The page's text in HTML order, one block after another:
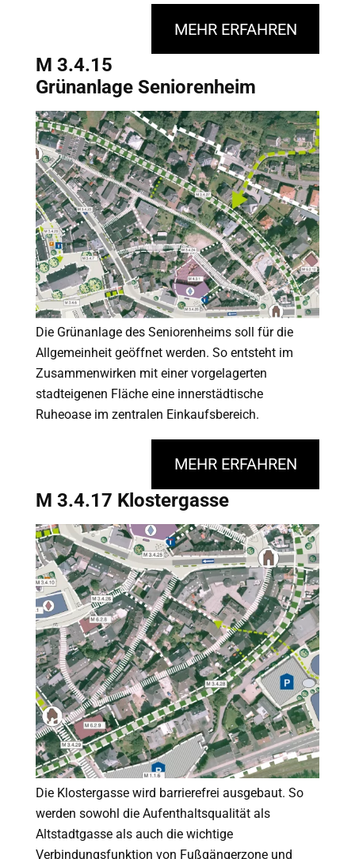
MEHR ERFAHREN
M 3.4.15
Grünanlage Seniorenheim
Die Grünanlage des Seniorenheims soll für die
Allgemeinheit geöffnet werden. So entsteht im
Zusammenwirken mit einer vorgelagerten
stadteigenen Fläche eine innerstädtische
Ruheoase im zentralen Einkaufsbereich.
MEHR ERFAHREN
M 3.4.17 Klostergasse
Die Klostergasse wird barrierefrei ausgebaut. So
werden sowohl die Aufenthaltsqualität als
Altstadtgasse als auch die wichtige
Verbindungsfunktion von Fußgängerzone und